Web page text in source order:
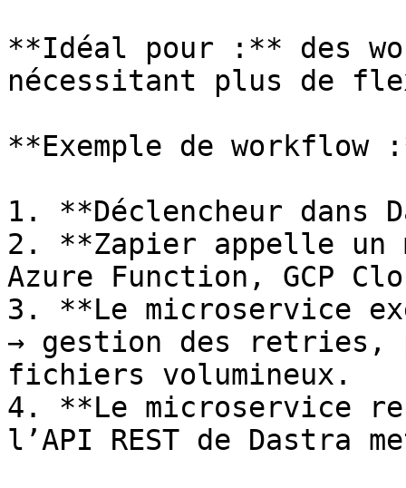
**Idéal pour :** des
nécessitant plus de
**Exemple de workflow
1. **Déclencheur dans
2. **Zapier appelle un
Azure Function, GCP
3. **Le microservice
→ gestion des retries,
fichiers volumineux.
4. **Le microservice
l’API REST de Dastra